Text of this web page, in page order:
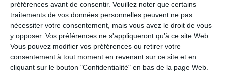
préférences avant de consentir. Veuillez noter que certains
traitements de vos données personnelles peuvent ne pas
nécessiter votre consentement, mais vous avez le droit de vous
y opposer. Vos préférences ne s'appliqueront qu’à ce site Web.
Vous pouvez modifier vos préférences ou retirer votre
consentement à tout moment en revenant sur ce site et en
cliquant sur le bouton "Confidentialité" en bas de la page Web.
La Fan page
FACEBOOK
Suivez-nous
TWITTER